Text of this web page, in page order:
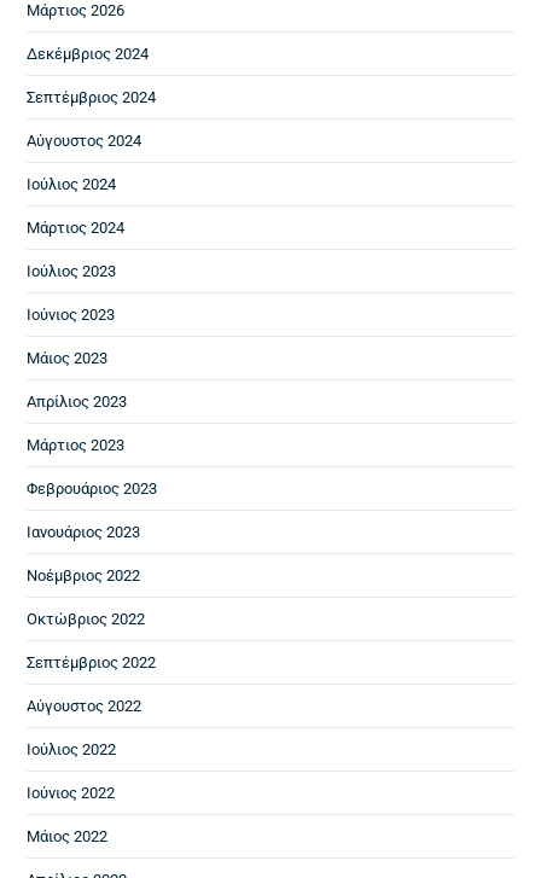
Μάρτιος 2026
Δεκέμβριος 2024
Σεπτέμβριος 2024
Αύγουστος 2024
Ιούλιος 2024
Μάρτιος 2024
Ιούλιος 2023
Ιούνιος 2023
Μάιος 2023
Απρίλιος 2023
Μάρτιος 2023
Φεβρουάριος 2023
Ιανουάριος 2023
Νοέμβριος 2022
Οκτώβριος 2022
Σεπτέμβριος 2022
Αύγουστος 2022
Ιούλιος 2022
Ιούνιος 2022
Μάιος 2022